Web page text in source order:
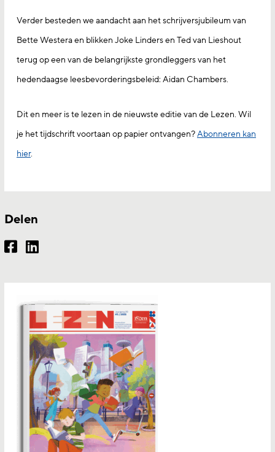
Verder besteden we aandacht aan het schrijversjubileum van
Bette Westera en blikken Joke Linders en Ted van Lieshout
terug op een van de belangrijkste grondleggers van het
hedendaagse leesbevorderingsbeleid: Aidan Chambers.
Dit en meer is te lezen in de nieuwste editie van de Lezen. Wil
je het tijdschrift voortaan op papier ontvangen?Abonneren kan
hier.
Delen